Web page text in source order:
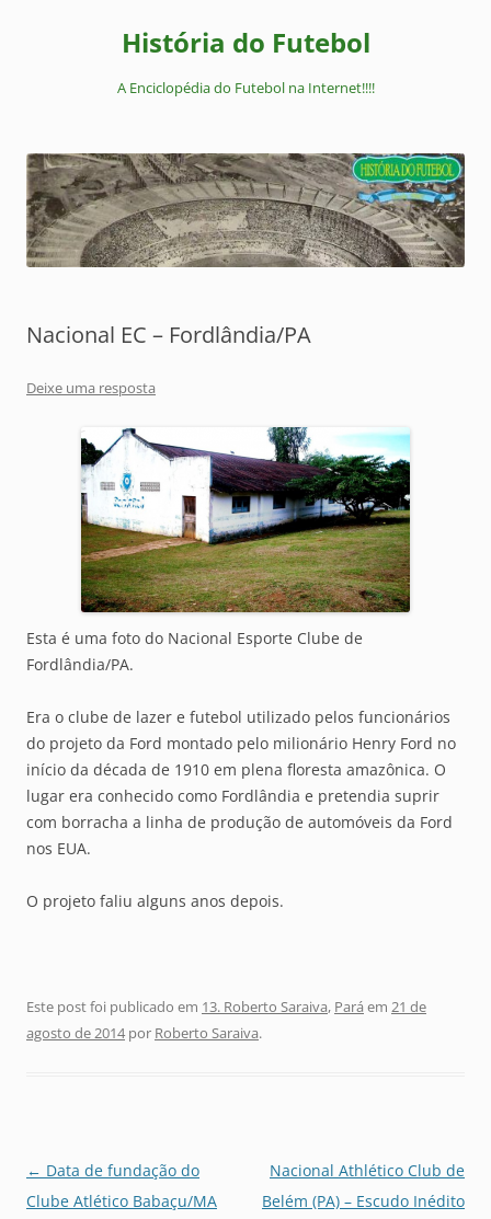
História do Futebol
A Enciclopédia do Futebol na Internet!!!!
Nacional EC – Fordlândia/PA
Deixe uma resposta
Esta é uma foto do Nacional Esporte Clube de
Fordlândia/PA.
Era o clube de lazer e futebol utilizado pelos funcionários
do projeto da Ford montado pelo milionário Henry Ford no
início da década de 1910 em plena floresta amazônica. O
lugar era conhecido como Fordlândia e pretendia suprir
com borracha a linha de produção de automóveis da Ford
nos EUA.
O projeto faliu alguns anos depois.
Este post foi publicado em 13. Roberto Saraiva, Pará em 21 de
agosto de 2014por Roberto Saraiva.
Navegação
de
← Data de fundação do
Clube Atlético Babaçu/MA
Nacional Athlético Club de
Belém (PA) – Escudo Inédito